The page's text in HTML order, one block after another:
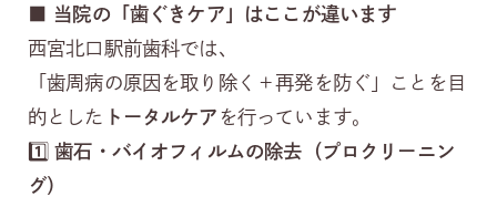
当院の「歯ぐきケア」はここが違います
西宮北口駅前歯科では、
「歯周病の原因を取り除く＋再発を防ぐ」ことを目
的とした
トータルケア を行っています。
1️⃣歯石・バイオフィルムの除去（プロクリーニン
グ）